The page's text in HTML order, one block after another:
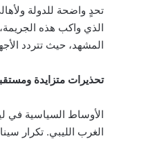
تحدٍ واضحة للدولة
الذي واكب هذه
المشهد، حيث تتردد
تحذيرات متزايدة
الأوساط السياسية في
الغرب الليبي. تكرار